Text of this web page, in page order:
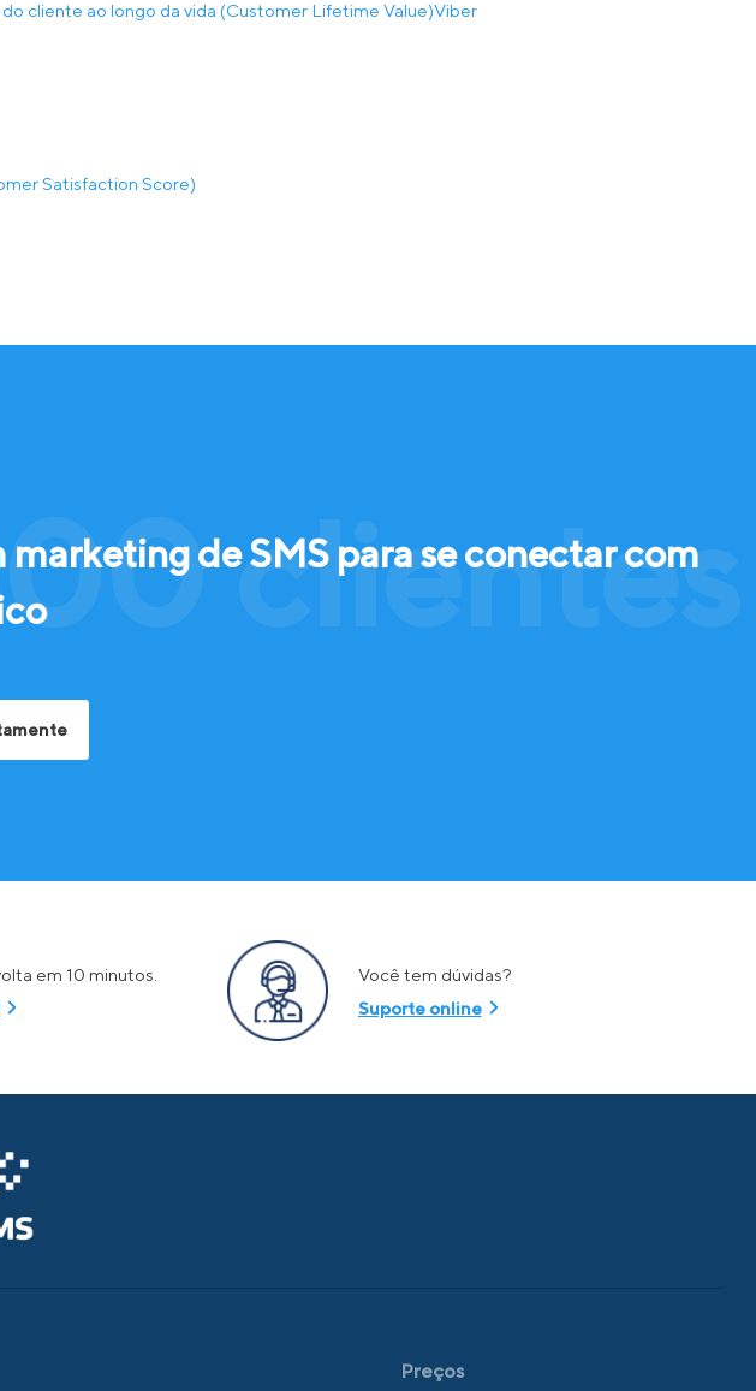
do cliente ao longo da vida (Customer Lifetime Value)Viber
Satisfaction Score)
clientes
de SMS para se conectar com
em 10 minutos.
Você tem dúvidas?
Suporte online
Preços